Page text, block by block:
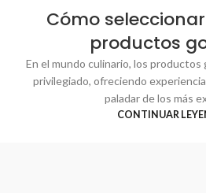
Cómo
productos
En el mundo culinario, los
privilegiado, ofreciendo
paladar de los más
CONTINUAR